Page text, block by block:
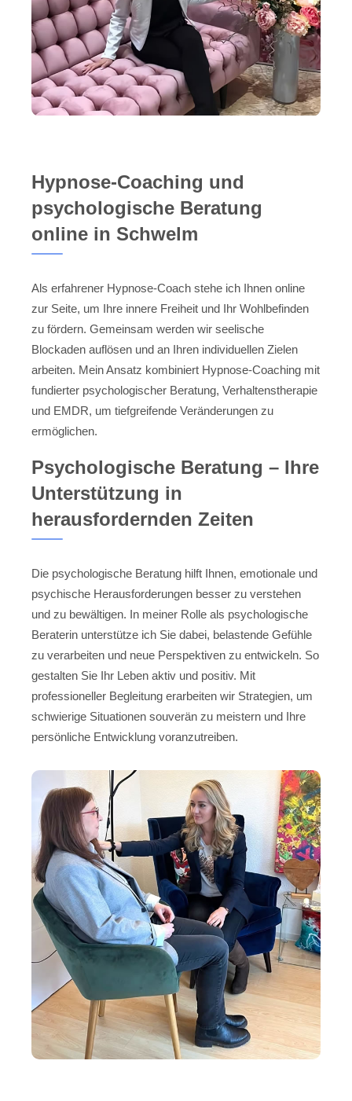
Hypnose-Coaching und
psychologische Beratung
online in Schwelm
Als erfahrener Hypnose-Coach stehe ich Ihnen online
zur Seite, um Ihre innere Freiheit und Ihr Wohlbefinden
zu fördern. Gemeinsam werden wir seelische
Blockaden auflösen und an Ihren individuellen Zielen
arbeiten. Mein Ansatz kombiniert Hypnose-Coaching mit
fundierter psychologischer Beratung, Verhaltenstherapie
und EMDR, um tiefgreifende Veränderungen zu
ermöglichen.
Psychologische Beratung – Ihre
Unterstützung in
herausfordernden Zeiten
Die psychologische Beratung hilft Ihnen, emotionale und
psychische Herausforderungen besser zu verstehen
und zu bewältigen. In meiner Rolle als psychologische
Beraterin unterstütze ich Sie dabei, belastende Gefühle
zu verarbeiten und neue Perspektiven zu entwickeln. So
gestalten Sie Ihr Leben aktiv und positiv. Mit
professioneller Begleitung erarbeiten wir Strategien, um
schwierige Situationen souverän zu meistern und Ihre
persönliche Entwicklung voranzutreiben.